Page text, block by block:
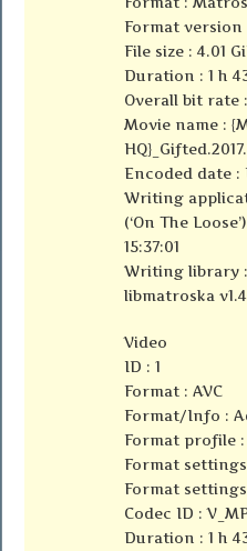
Format version
File size : 4.01
Duration : 1 h
Overall bit rate
Movie name :
Encoded date :
Writing
(‘On The
15:37:01
Writing library :
libmatroska
Video
ID : 1
Format : AVC
Format/Info :
Format profile :
Format
Format
Codec ID :
Duration : 1 h